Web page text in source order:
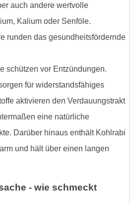
auch andere wertvolle
Kalium oder Senföle.
runden das gesundheitsfördernde
schützen vor Entzündungen.
für widerstandsfähiges
aktivieren den Verdauungstrakt
eine natürliche
Darüber hinaus enthält Kohlrabi
und hält über einen langen
- wie schmeckt